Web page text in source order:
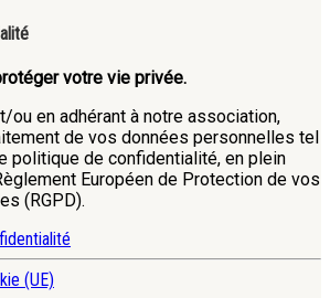
votre vie privée.
ou en adhérant à notre association,
de vos données personnelles tel
politique de confidentialité, en plein
Européen de Protection de vos
(RGPD).
(UE)